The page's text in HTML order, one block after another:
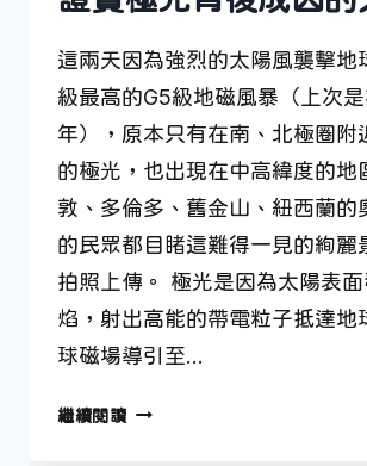
這兩天因為強烈的太陽風襲擊地
級最高的G5級地磁風暴（上次
年），原本只有在南、北極圈附
的極光，也出現在中高緯度的地
敦、多倫多、舊金山、紐西蘭的
的民眾都目睹這難得一見的絢麗
拍照上傳。 極光是因為太陽表
焰，射出高能的帶電粒子抵達地
球磁場導引至…
繼續閱讀證